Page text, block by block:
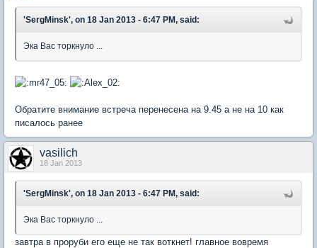
'SergMinsk', on 18 Jan 2013 - 6:47 PM, said:
Эка Вас торкнуло ...
Обратите внимание встреча перенесена на 9.45 а не на 10 как
писалось ранее
vasilich
18 Jan 2013
'SergMinsk', on 18 Jan 2013 - 6:47 PM, said:
Эка Вас торкнуло ...
завтра в проруби его еще не так воткнет! главное вовремя